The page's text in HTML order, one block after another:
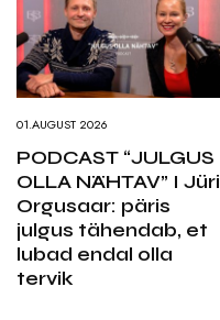
01.AUGUST 2026
PODCAST “JULGUS
OLLA NÄHTAV” I Jüri
Orgusaar: päris
julgus tähendab, et
lubad endal olla
tervik